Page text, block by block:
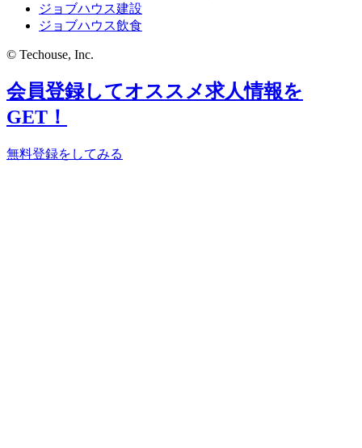
ジョブハウス建設
ジョブハウス飲食
© Techouse, Inc.
会員登録してオススメ求人情報を
GET！
無料登録をしてみる